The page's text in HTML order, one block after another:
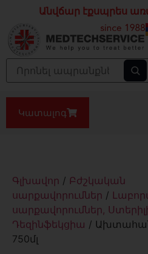
Անվճար էքսպրես
Կատալոգ
Գլխավոր / Բժշկական
սարքավորումներ /
սարքավորումներ,
Դեզինֆեկցիա /
750մլ